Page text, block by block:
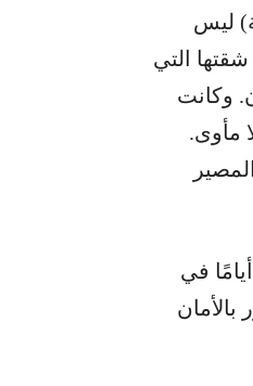
ليس
التي
وكانت
مأوى.
في